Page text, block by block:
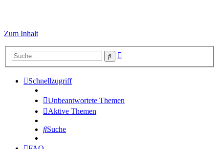
Zum Inhalt
Suche
Schnellzugriff
Unbeantwortete Themen
Aktive Themen
Suche